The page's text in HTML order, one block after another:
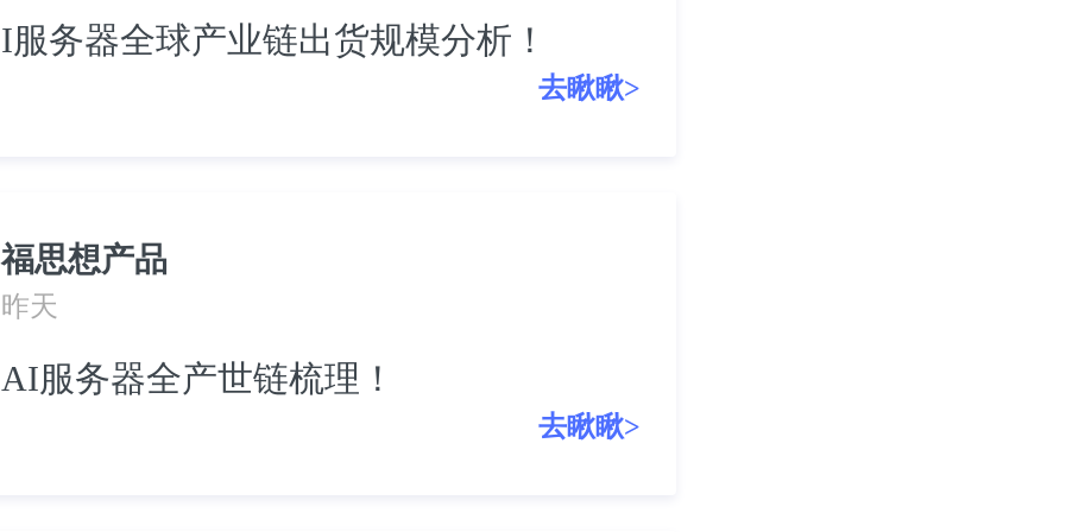
I服务器全球产业链出货规模分析！
去瞅瞅>
福思想产品
昨天
AI服务器全产世链梳理！
去瞅瞅>